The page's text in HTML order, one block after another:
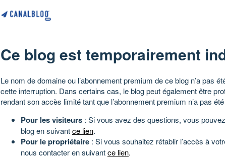
Ce blog est temporairement
Le nom de domaine ou l’abonnement premium de ce blog n’a pas
cette interruption. Dans certains cas, le blog peut également être
rendant son accès limité tant que l’abonnement premium n’a pas
Pour les visiteurs : Si vous avez des questions, vous
blog en suivantce lien.
Pour le propriétaire : Si vous souhaitez rétablir l’accès à
nous contacter en suivantce lien.